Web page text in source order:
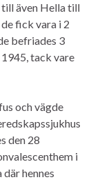
till även Hella till
fick vara i 2
befriades 3
1945, tack vare
och vägde
den 28
i
hennes